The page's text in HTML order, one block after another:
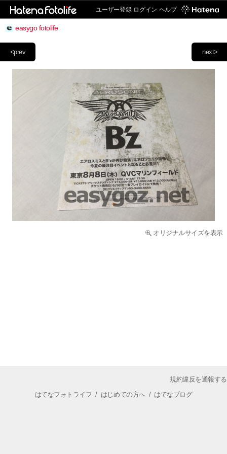
ユーザー登録 ログイン ヘルプ
easygo fotolife
next>
<prev
オリジナルサイズを表示
規約違反を通報する
はてなフォトライフ / はじめての方へ/ はてなブログ